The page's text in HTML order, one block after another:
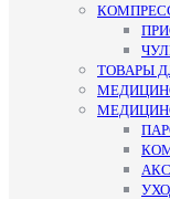
ТОВАРЫ